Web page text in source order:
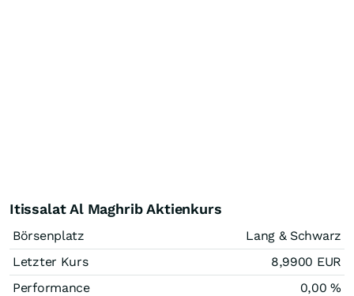
Itissalat Al Maghrib Aktienkurs
Börsenplatz
Lang & Schwarz
Letzter Kurs
8,9900 EUR
Performance
0,00%